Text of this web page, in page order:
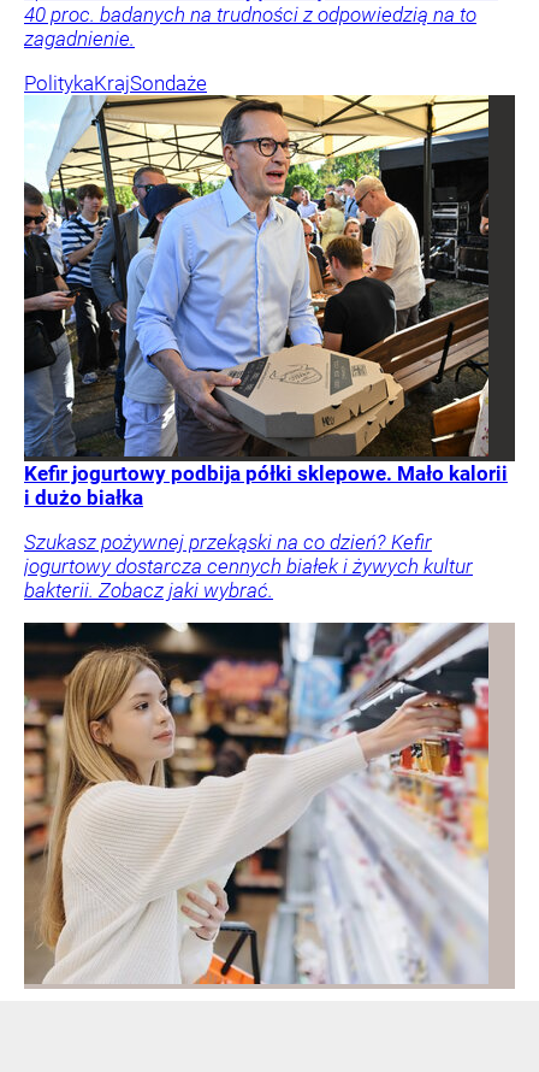
40 proc. badanych na trudności z odpowiedzią na to
zagadnienie.
PolitykaKrajSondaże
Kefir jogurtowy podbija półki sklepowe. Mało kalorii
i dużo białka
Szukasz pożywnej przekąski na co dzień? Kefir
jogurtowy dostarcza cennych białek i żywych kultur
bakterii. Zobacz jaki wybrać.